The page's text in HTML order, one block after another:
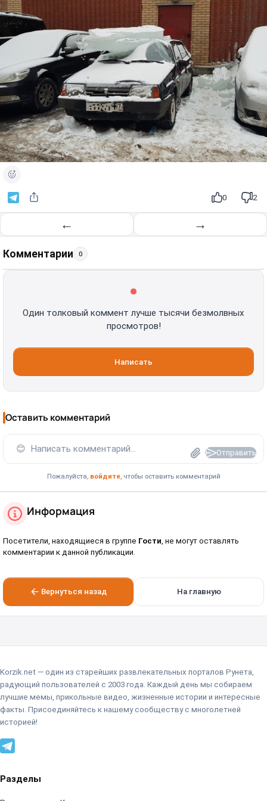
0 2
← →
Комментарии 0
Один толковый коммент лучше тысячи безмолвных
просмотров!
Написать
Оставить комментарий
😊 Написать комментарий... Отправить
Пожалуйста, войдите, чтобы оставить комментарий
Информация
Посетители, находящиеся в группе Гости , не могут оставлять
комментарии к данной публикации.
Вернуться назад На главную
Korzik.net — один из старейших развлекательных порталов Рунета,
радующий пользователей с 2003 года. Каждый день мы собираем
лучшие мемы, прикольные видео, жизненные истории и интересные
факты. Присоединяйтесь к нашему сообществу с многолетней
историей!
Разделы